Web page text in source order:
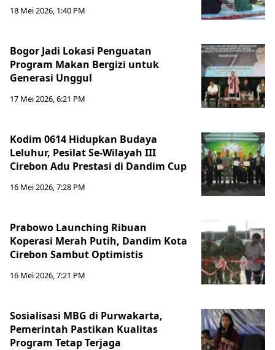
18 Mei 2026, 1:40 PM
Bogor Jadi Lokasi Penguatan
Program Makan Bergizi untuk
Generasi Unggul
17 Mei 2026, 6:21 PM
Kodim 0614 Hidupkan Budaya
Leluhur, Pesilat Se-Wilayah III
Cirebon Adu Prestasi di Dandim Cup
16 Mei 2026, 7:28 PM
Prabowo Launching Ribuan
Koperasi Merah Putih, Dandim Kota
Cirebon Sambut Optimistis
16 Mei 2026, 7:21 PM
Sosialisasi MBG di Purwakarta,
Pemerintah Pastikan Kualitas
Program Tetap Terjaga